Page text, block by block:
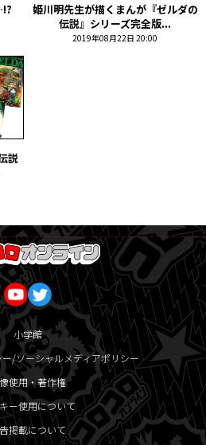
姫川明先生が描くまんが『ゼルダの
伝説』シリーズ完全版...
2019年08月22日 20:00
説
小学館
/ソーシャルメディアポリシー
使用・著作権
ー使用について
掲載について